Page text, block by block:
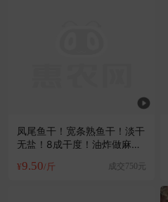
凤尾鱼干！宽条熟鱼干！淡干
无盐！8成干度！油炸做麻辣
¥9.50/斤 成交750元